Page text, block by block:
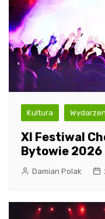
Kultura
XI Festiwal
Bytowie 2026
Damian Polak